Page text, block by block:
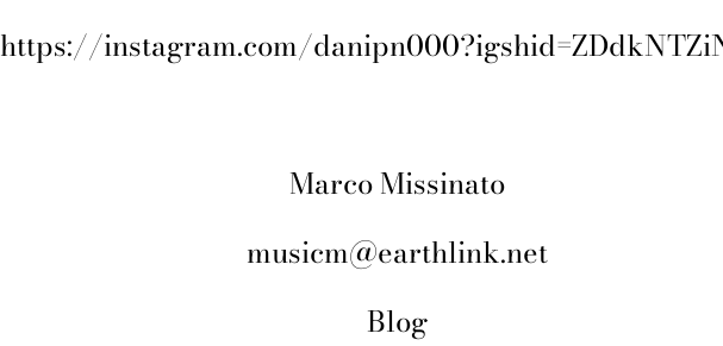
https://instagram.com/
Marco Missinato
musicm@earthlink.net
Blog